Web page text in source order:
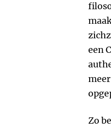
een
Zo